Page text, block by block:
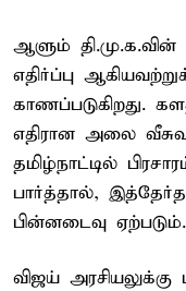
ஆளும்
எதிர்ப்பு
காணப்படுகிறது.
எதிரான அலை
தமிழ்நாட்டில்
பார்த்தால்,
பின்னடைவு ஏற்படும்.
விஜய்